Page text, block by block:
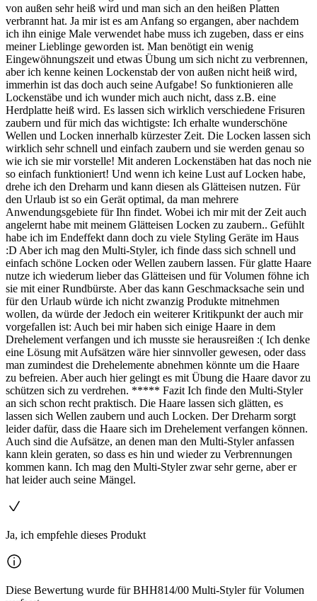
von außen sehr heiß wird und man sich an den heißen Platten
verbrannt hat. Ja mir ist es am Anfang so ergangen, aber nachdem
ich ihn einige Male verwendet habe muss ich zugeben, dass er eins
meiner Lieblinge geworden ist. Man benötigt ein wenig
Eingewöhnungszeit und etwas Übung um sich nicht zu verbrennen,
aber ich kenne keinen Lockenstab der von außen nicht heiß wird,
immerhin ist das doch auch seine Aufgabe! So funktionieren alle
Lockenstäbe und ich wunder mich auch nicht, dass z.B. eine
Herdplatte heiß wird. Es lassen sich wirklich verschiedene Frisuren
zaubern und für mich das wichtigste: Ich erhalte wunderschöne
Wellen und Locken innerhalb kürzester Zeit. Die Locken lassen sich
wirklich sehr schnell und einfach zaubern und sie werden genau so
wie ich sie mir vorstelle! Mit anderen Lockenstäben hat das noch nie
so einfach funktioniert! Und wenn ich keine Lust auf Locken habe,
drehe ich den Dreharm und kann diesen als Glätteisen nutzen. Für
den Urlaub ist so ein Gerät optimal, da man mehrere
Anwendungsgebiete für Ihn findet. Wobei ich mir mit der Zeit auch
angelernt habe mit meinem Glätteisen Locken zu zaubern.. Gefühlt
habe ich im Endeffekt dann doch zu viele Styling Geräte im Haus
:D Aber ich mag den Multi-Styler, ich finde dass sich schnell und
einfach schöne Locken oder Wellen zaubern lassen. Für glatte Haare
nutze ich wiederum lieber das Glätteisen und für Volumen föhne ich
sie mit einer Rundbürste. Aber das kann Geschmacksache sein und
für den Urlaub würde ich nicht zwanzig Produkte mitnehmen
wollen, da würde der Jedoch ein weiterer Kritikpunkt der auch mir
vorgefallen ist: Auch bei mir haben sich einige Haare in dem
Drehelement verfangen und ich musste sie herausreißen :( Ich denke
eine Lösung mit Aufsätzen wäre hier sinnvoller gewesen, oder dass
man zumindest die Drehelemente abnehmen könnte um die Haare
zu befreien. Aber auch hier gelingt es mit Übung die Haare davor zu
schützen sich zu verdrehen. ***** Fazit Ich finde den Multi-Styler
an sich schon recht praktisch. Die Haare lassen sich glätten, es
lassen sich Wellen zaubern und auch Locken. Der Dreharm sorgt
leider dafür, dass die Haare sich im Drehelement verfangen können.
Auch sind die Aufsätze, an denen man den Multi-Styler anfassen
kann klein geraten, so dass es hin und wieder zu Verbrennungen
kommen kann. Ich mag den Multi-Styler zwar sehr gerne, aber er
hat leider auch seine Mängel.
Ja, ich empfehle dieses Produkt
Diese Bewertung wurde für BHH814/00 Multi-Styler für Volumen